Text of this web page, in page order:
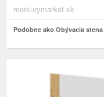
merkurymarket.sk
Podobne ako Obývacia